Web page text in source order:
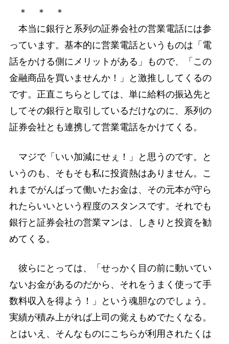
＊ ＊ ＊
本当に銀行と系列の証券会社の営業電話には参
っています。基本的に営業電話というものは「電
話をかける側にメリットがある」もので、「この
金融商品を買いませんか！」と激推ししてくるの
です。正直こちらとしては、単に給料の振込先と
してその銀行と取引しているだけなのに、系列の
証券会社とも連携して営業電話をかけてくる。
マジで「いい加減にせぇ！」と思うのです。と
いうのも、そもそも私に投資熱はありません。こ
れまでがんばって働いたお金は、その元本が守ら
れたらいいという程度のスタンスです。それでも
銀行と証券会社の営業マンは、しきりと投資を勧
めてくる。
彼らにとっては、「せっかく目の前に動いてい
ないお金があるのだから、それをうまく使って手
数料収入を得よう！」という魂胆なのでしょう。
実績が積み上がれば上司の覚えもめでたくなる。
とはいえ、そんなものにこちらが利用されたくは